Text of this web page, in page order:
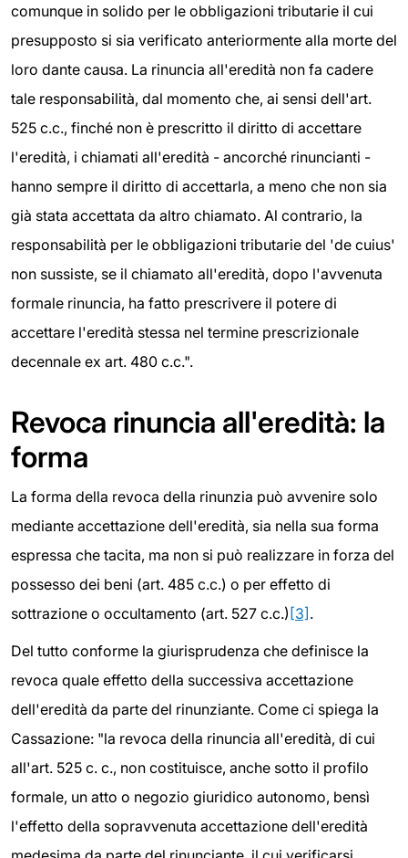
comunque in solido per le obbligazioni tributarie il cui
presupposto si sia verificato anteriormente alla morte del
loro dante causa. La rinuncia all'eredità non fa cadere
tale responsabilità, dal momento che, ai sensi dell'art.
525 c.c., finché non è prescritto il diritto di accettare
l'eredità, i chiamati all'eredità - ancorché rinuncianti -
hanno sempre il diritto di accettarla, a meno che non sia
già stata accettata da altro chiamato. Al contrario, la
responsabilità per le obbligazioni tributarie del 'de cuius'
non sussiste, se il chiamato all'eredità, dopo l'avvenuta
formale rinuncia, ha fatto prescrivere il potere di
accettare l'eredità stessa nel termine prescrizionale
decennale ex art. 480 c.c.".
Revoca rinuncia all'eredità: la
forma
La forma della revoca della rinunzia può avvenire solo
mediante accettazione dell'eredità, sia nella sua forma
espressa che tacita, ma non si può realizzare in forza del
possesso dei beni (art. 485 c.c.) o per effetto di
sottrazione o occultamento (art. 527 c.c.)[3].
Del tutto conforme la giurisprudenza che definisce la
revoca quale effetto della successiva accettazione
dell'eredità da parte del rinunziante. Come ci spiega la
Cassazione: "la revoca della rinuncia all'eredità, di cui
all'art. 525 c. c., non costituisce, anche sotto il profilo
formale, un atto o negozio giuridico autonomo, bensì
l'effetto della sopravvenuta accettazione dell'eredità